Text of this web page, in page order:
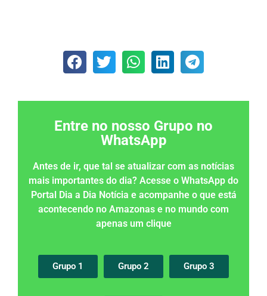
Entre no nosso Grupo no
WhatsApp
Antes de ir, que tal se atualizar com as notícias
mais importantes do dia? Acesse o WhatsApp do
Portal Dia a Dia Notícia e acompanhe o que está
acontecendo no Amazonas e no mundo com
apenas um clique
Grupo 1 Grupo 2 Grupo 3